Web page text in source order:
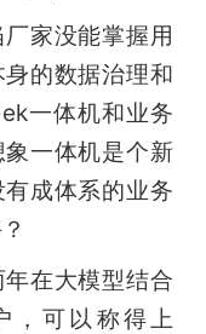
家没能掌握用
的数据治理和
一体机和业务
一体机是个新
成体系的业务
在大模型结合
，可以称得上